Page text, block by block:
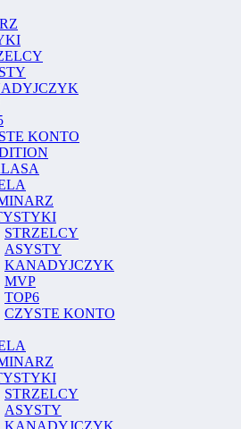
KONTO
STRZELCY
ASYSTY
KANADYJCZYK
MVP
TOP6
CZYSTE KONTO
STRZELCY
ASYSTY
KANADYJCZYK